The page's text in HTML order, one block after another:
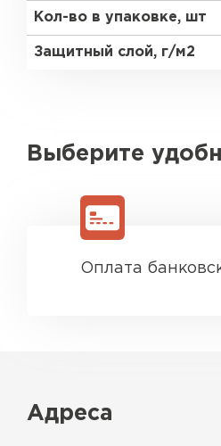
Кол-во в упаковке, шт
Защитный слой, г/м2
Выберите
Оплата
Адреса